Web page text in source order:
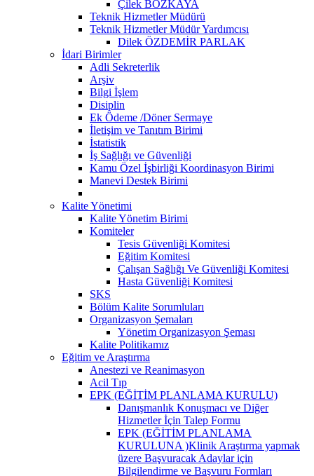
Çilek BOZKAYA
Teknik Hizmetler Müdürü
Teknik Hizmetler Müdür Yardımcısı
Dilek ÖZDEMİR PARLAK
İdari Birimler
Adli Sekreterlik
Arşiv
Bilgi İşlem
Disiplin
Ek Ödeme /Döner Sermaye
İletişim ve Tanıtım Birimi
İstatistik
İş Sağlığı ve Güvenliği
Kamu Özel İşbirliği Koordinasyon Birimi
Manevi Destek Birimi
Kalite Yönetimi
Kalite Yönetim Birimi
Komiteler
Tesis Güvenliği Komitesi
Eğitim Komitesi
Çalışan Sağlığı Ve Güvenliği Komitesi
Hasta Güvenliği Komitesi
SKS
Bölüm Kalite Sorumluları
Organizasyon Şemaları
Yönetim Organizasyon Şeması
Kalite Politikamız
Eğitim ve Araştırma
Anestezi ve Reanimasyon
Acil Tıp
EPK (EĞİTİM PLANLAMA KURULU)
Danışmanlık Konuşmacı ve Diğer
Hizmetler İçin Talep Formu
EPK (EĞİTİM PLANLAMA
KURULUNA )Klinik Araştırma yapmak
üzere Başvuracak Adaylar için
Bilgilendirme ve Başvuru Formları